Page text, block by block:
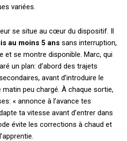
variées.
se situe au cœur du dispositif. Il
au moins 5 ans sans interruption,
et se montre disponible. Marc, qui
un plan: d’abord des trajets
avant d’introduire le
matin peu chargé. À chaque sortie,
« annonce à l’avance tes
ta vitesse avant d’entrer dans
évite les corrections à chaud et